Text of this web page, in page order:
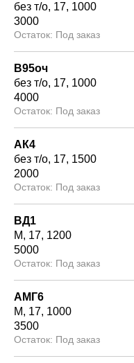
без т/о 17 1000
3000
Под заказ
В95оч
без т/о 17 1000
4000
Под заказ
АК4
без т/о 17 1500
2000
Под заказ
ВД1
М
17 1200
5000
Под заказ
АМГ6
М
17 1000
3500
Под заказ